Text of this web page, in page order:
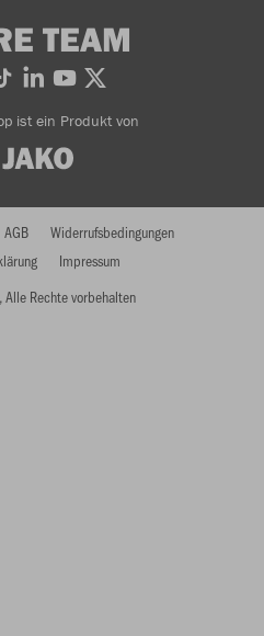
TEAM
ist ein Produkt von
Rechte vorbehalten
AGB
Widerrufsbedingungen
Impressum